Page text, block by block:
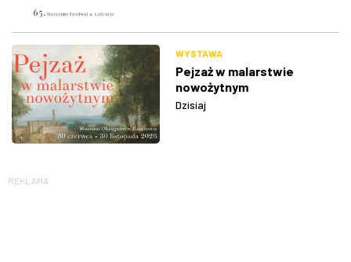
WYSTAWA
Pejzaż w malarstwie
nowożytnym
Dzisiaj
REKLAMA